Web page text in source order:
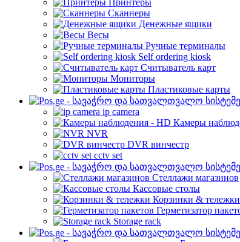
Сканнеры
Денежные ящики
Весы
Ручные терминалы
Self ordering kiosk
Считыватель карт
Мониторы
Пластиковые карты
ip camera
Камеры
NVR
DVR винчестр
cctv set
Стеллажи магазинов
Кассовые столы
Корзинки & тележки
Герметизатор
Storage rack